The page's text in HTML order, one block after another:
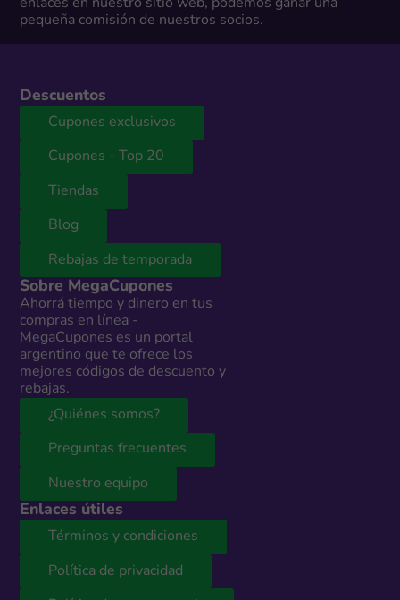
enlaces en nuestro sitio web, podemos ganar una
pequeña comisión de nuestros socios.
Descuentos
Cupones exclusivos
Cupones - Top 20
Tiendas
Blog
Rebajas de temporada
Sobre MegaCupones
Ahorrá tiempo y dinero en tus
compras en línea -
MegaCupones es un portal
argentino que te ofrece los
mejores códigos de descuento y
rebajas.
¿Quiénes somos?
Preguntas frecuentes
Nuestro equipo
Enlaces útiles
Términos y condiciones
Política de privacidad